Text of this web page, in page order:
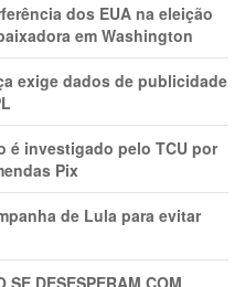
dos EUA na eleição
em Washington
exige dados de publicidade
é investigado pelo TCU por
Pix
de Lula para evitar
SE DESESPERAM COM